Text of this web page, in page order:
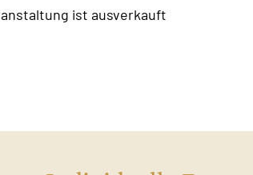
ist ausverkauft